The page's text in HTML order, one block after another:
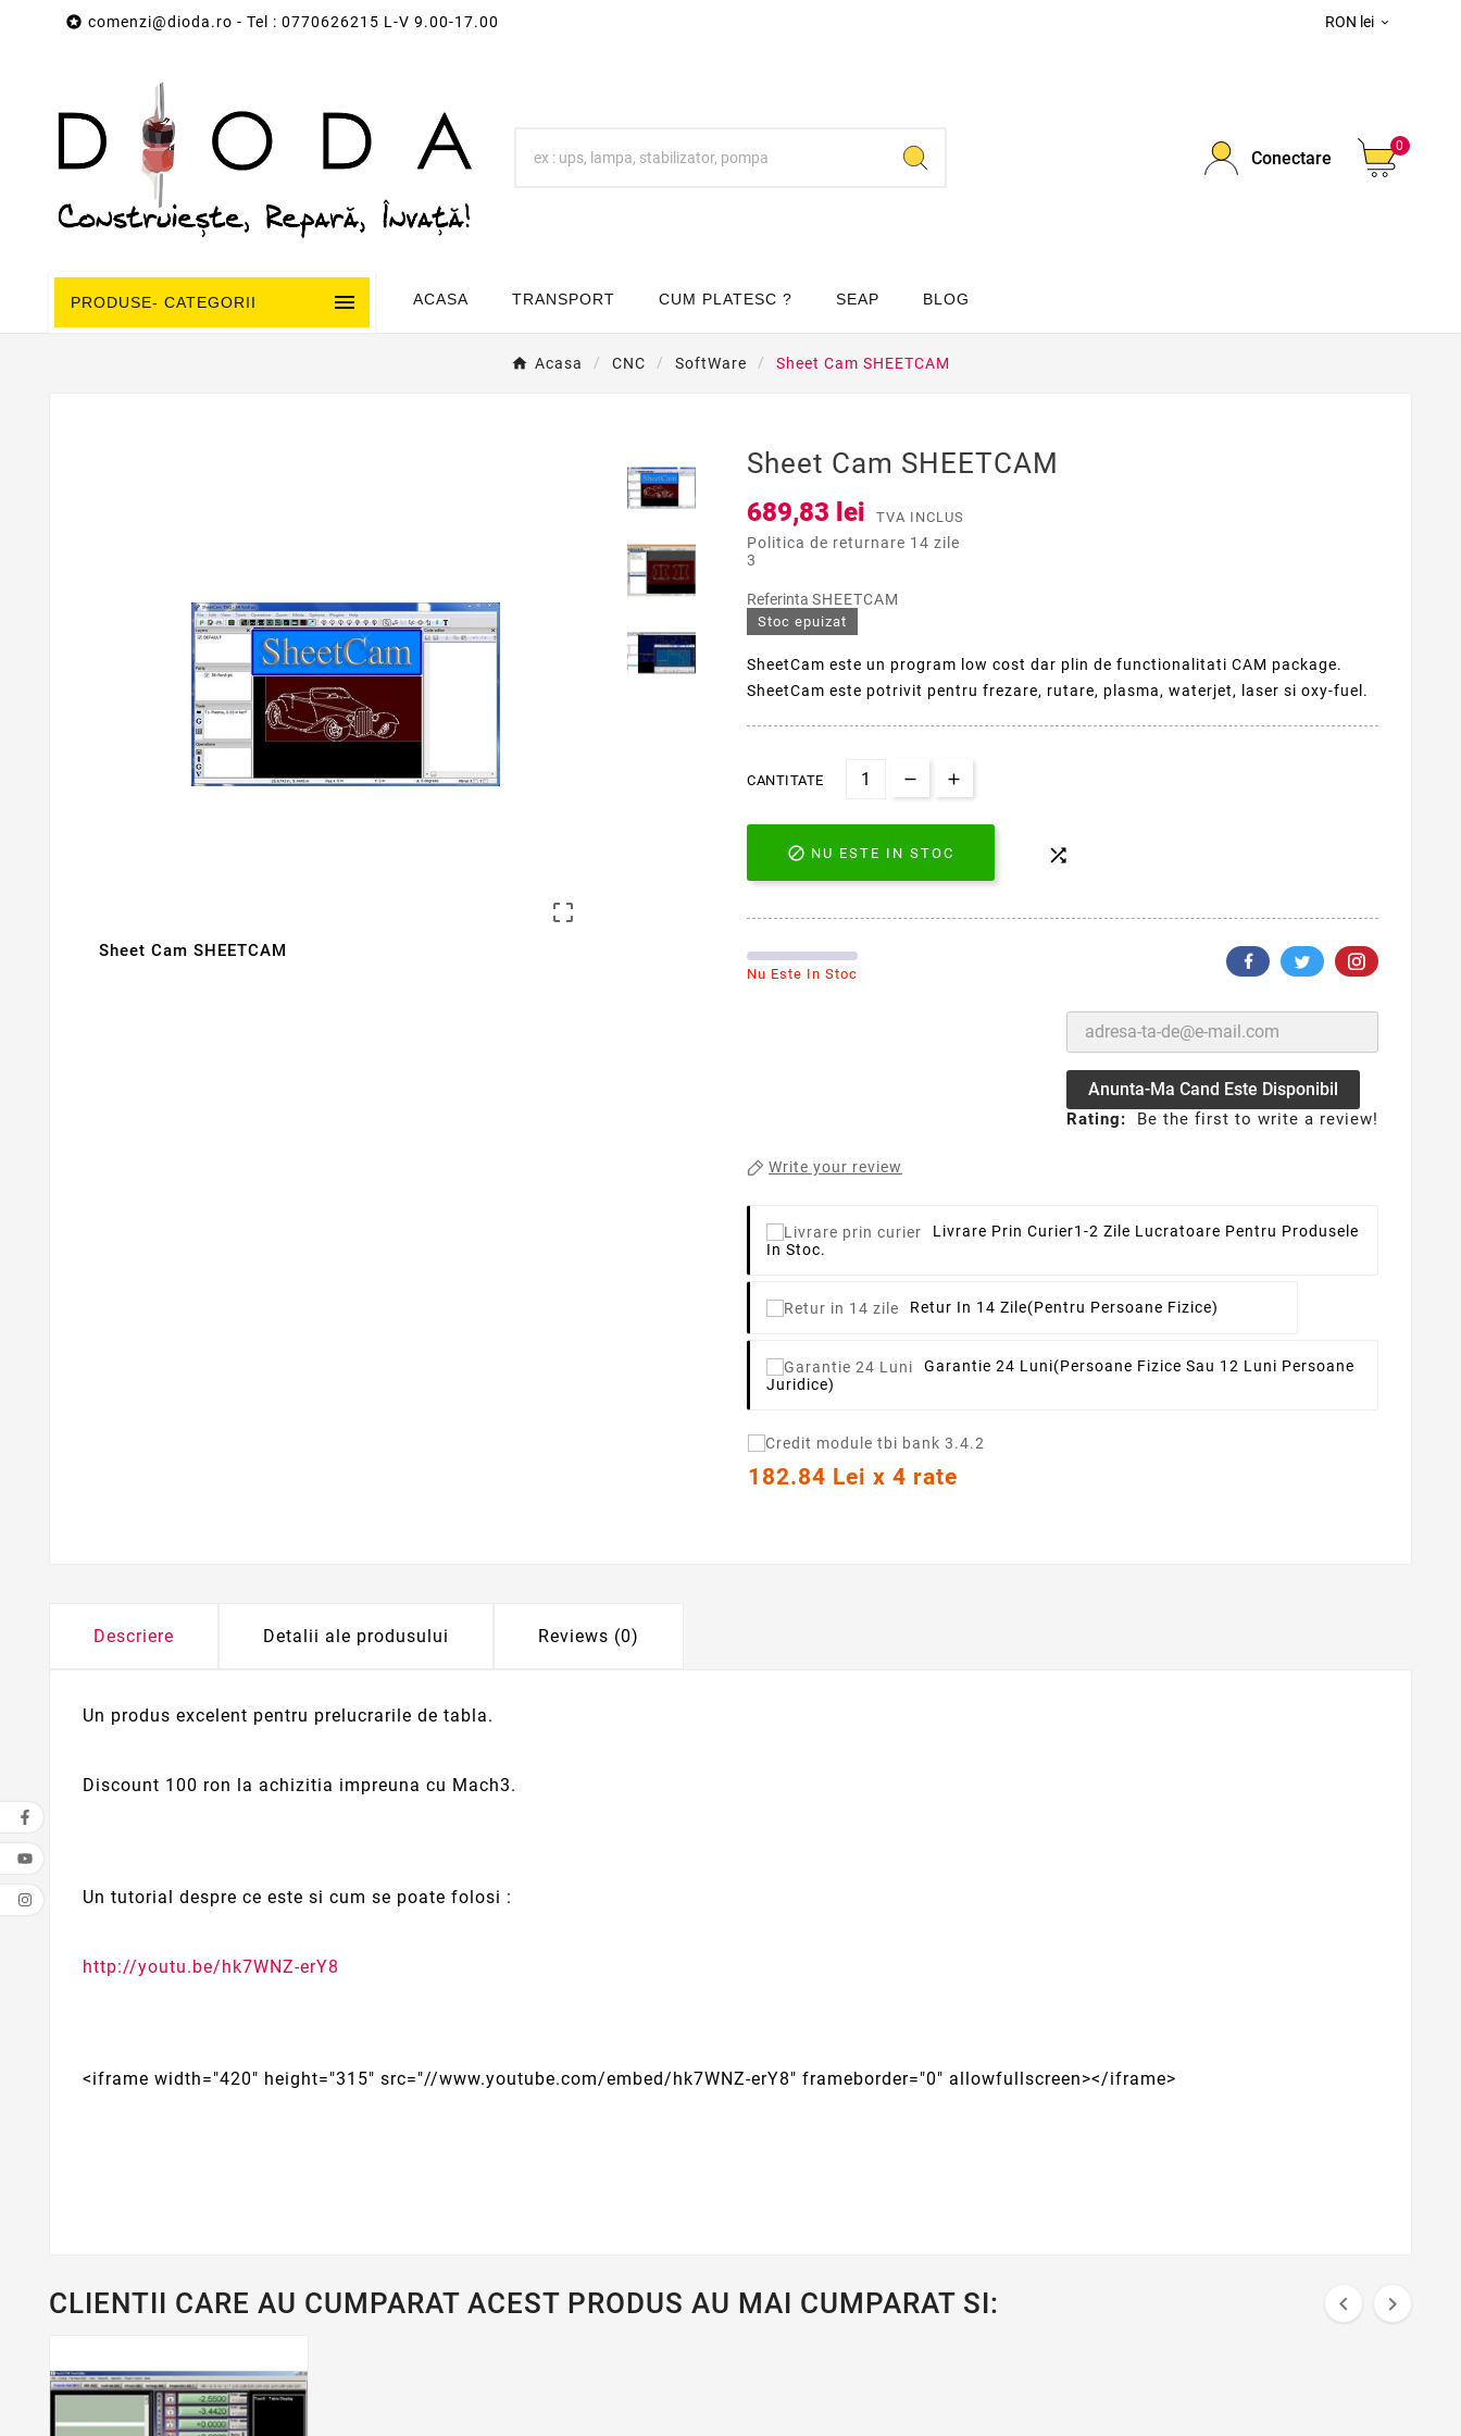
 comenzi@dioda.ro - Tel : 0770626215 L-V 9.00-17.00 RON lei 
Conectare
0
PRODUSE- CATEGORII  ACASA TRANSPORT CUM PLATESC ? SEAP BLOG
Acasa CNC SoftWare Sheet Cam SHEETCAM

Sheet Cam SHEETCAM
Sheet Cam SHEETCAM
689,83 lei TVA INCLUS
Politica de returnare 14 zile
3
Referinta SHEETCAM
Stoc epuizat
SheetCam este un program low cost dar plin de functionalitati CAM package.
SheetCam este potrivit pentru frezare, rutare, plasma, waterjet, laser si oxy-fuel.
CANTITATE
 NU ESTE IN STOC 
Nu Este In Stoc
Anunta-Ma Cand Este Disponibil
Rating: Be the first to write a review!
Write your review
Livrare Prin Curier1-2 Zile Lucratoare Pentru Produsele
In Stoc.
Retur In 14 Zile(pentru Persoane Fizice)
Garantie 24 Luni(persoane Fizice Sau 12 Luni Persoane
Juridice)
182.84 Lei x 4 rate
Descriere Detalii ale produsului Reviews (0)
Un produs excelent pentru prelucrarile de tabla.
Discount 100 ron la achizitia impreuna cu Mach3.
Un tutorial despre ce este si cum se poate folosi :
http://youtu.be/hk7WNZ-erY8
<iframe width="420" height="315" src="//www.youtube.com/embed/hk7WNZ-erY8" frameborder="0" allowfullscreen></iframe>
CLIENTII CARE AU CUMPARAT ACEST PRODUS AU MAI CUMPARAT SI:  